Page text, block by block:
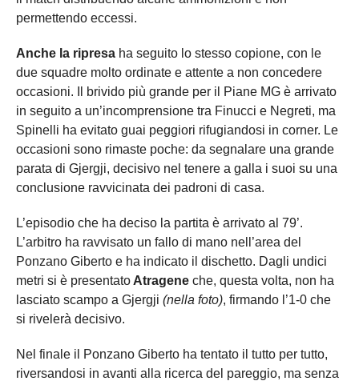
permettendo eccessi.
Anche la ripresa ha seguito lo stesso copione, con le
due squadre molto ordinate e attente a non concedere
occasioni. Il brivido più grande per il Piane MG è arrivato
in seguito a un’incomprensione tra Finucci e Negreti, ma
Spinelli ha evitato guai peggiori rifugiandosi in corner. Le
occasioni sono rimaste poche: da segnalare una grande
parata di Gjergji, decisivo nel tenere a galla i suoi su una
conclusione ravvicinata dei padroni di casa.
L’episodio che ha deciso la partita è arrivato al 79’.
L’arbitro ha ravvisato un fallo di mano nell’area del
Ponzano Giberto e ha indicato il dischetto. Dagli undici
metri si è presentato Atragene che, questa volta, non ha
lasciato scampo a Gjergji (nella foto), firmando l’1-0 che
si rivelerà decisivo.
Nel finale il Ponzano Giberto ha tentato il tutto per tutto,
riversandosi in avanti alla ricerca del pareggio, ma senza